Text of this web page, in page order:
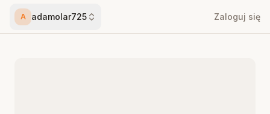
A adamolar725 Zaloguj się